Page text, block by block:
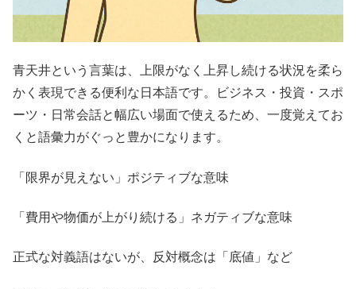
青天井という言葉は、上限がなく上昇し続ける状況を柔ら
かく表現できる便利な日本語です。ビジネス・投資・スポ
ーツ・日常会話と幅広い場面で使えるため、一度覚えてお
くと語彙力がぐっと豊かになります。
「限界が見えない」ポジティブな意味
「費用や物価が上がり続ける」ネガティブな意味
正式な対義語はないが、反対概念は「底値」など